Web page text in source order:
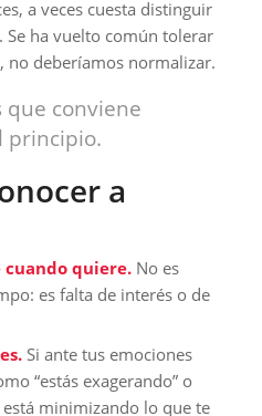
a veces cuesta distinguir
Se ha vuelto común tolerar
no deberíamos normalizar.
que conviene
principio.
a
cuando quiere.No es
es falta de interés o de
Si ante tus emociones
“estás exagerando” o
está minimizando lo que te